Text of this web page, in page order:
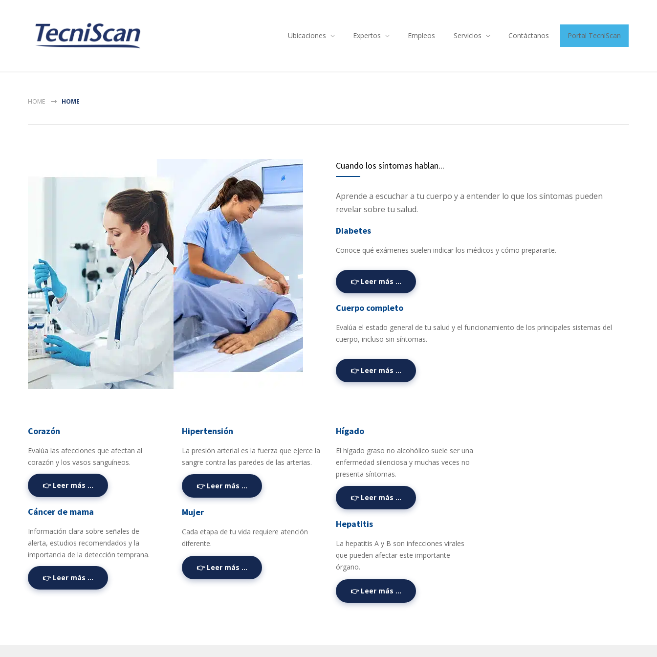
Ubicaciones Expertos Empleos Servicios Contáctanos Portal TecniScan
HOME HOME
Cuando los síntomas hablan...
Aprende a escuchar a tu cuerpo y a entender lo que los síntomas pueden
revelar sobre tu salud.
Diabetes
Conoce qué exámenes suelen indicar los médicos y cómo prepararte.
👉 Leer más …
Cuerpo completo
Evalúa el estado general de tu salud y el funcionamiento de los principales sistemas del
cuerpo, incluso sin síntomas.
👉 Leer más …
Corazón
Evalúa las afecciones que afectan al
corazón y los vasos sanguíneos.
👉 Leer más …
Cáncer de mama
Información clara sobre señales de
alerta, estudios recomendados y la
importancia de la detección temprana.
👉 Leer más …
Hipertensión
La presión arterial es la fuerza que ejerce la
sangre contra las paredes de las arterias.
👉 Leer más …
Mujer
Cada etapa de tu vida requiere atención
diferente.
👉 Leer más …
Hígado
El hígado graso no alcohólico suele ser una
enfermedad silenciosa y muchas veces no
presenta síntomas.
👉 Leer más …
Hepatitis
La hepatitis A y B son infecciones virales
que pueden afectar este importante
órgano.
👉 Leer más …